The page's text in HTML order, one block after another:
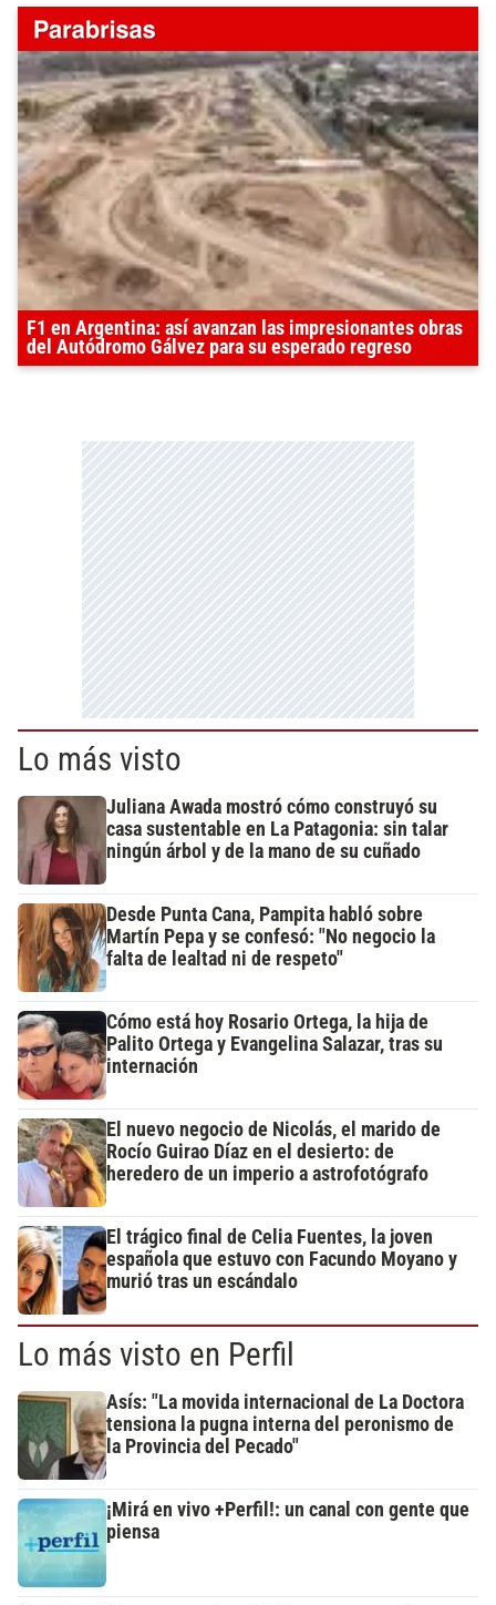
F1 en Argentina: así avanzan las impresionantes obras
del Autódromo Gálvez para su esperado regreso
Lo más visto
Juliana Awada mostró cómo construyó su
casa sustentable en La Patagonia: sin talar
ningún árbol y de la mano de su cuñado
Desde Punta Cana, Pampita habló sobre
Martín Pepa y se confesó: "No negocio la
falta de lealtad ni de respeto"
Cómo está hoy Rosario Ortega, la hija de
Palito Ortega y Evangelina Salazar, tras su
internación
El nuevo negocio de Nicolás, el marido de
Rocío Guirao Díaz en el desierto: de
heredero de un imperio a astrofotógrafo
El trágico final de Celia Fuentes, la joven
española que estuvo con Facundo Moyano y
murió tras un escándalo
Lo más visto en Perfil
Asís: "La movida internacional de La Doctora
tensiona la pugna interna del peronismo de
la Provincia del Pecado"
¡Mirá en vivo +Perfil!: un canal con gente que
piensa